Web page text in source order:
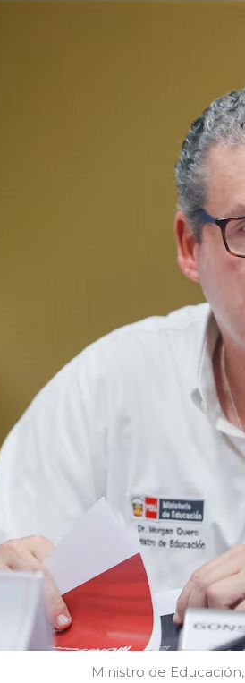
Ministro de